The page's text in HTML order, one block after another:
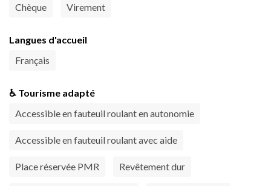
Chèque
Virement
Langues d'accueil
Français
♿ Tourisme adapté
Accessible en fauteuil roulant en autonomie
Accessible en fauteuil roulant avec aide
Place réservée PMR Revêtement dur